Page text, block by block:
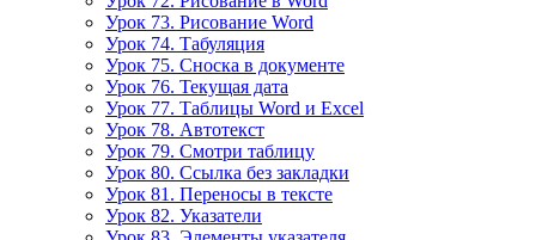
Урок 73. Рисование Word
Урок 74. Табуляция
Урок 75. Сноска в документе
Урок 76. Текущая дата
Урок 77. Таблицы Word и Excel
Урок 78. Автотекст
Урок 79. Смотри таблицу
Урок 80. Ссылка без закладки
Урок 81. Переносы в тексте
Урок 82. Указатели